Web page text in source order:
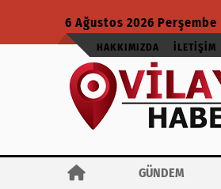
6 Ağustos 2026 Perşembe
HAKKIMIZDA İLETIŞIM
GÜNDEM